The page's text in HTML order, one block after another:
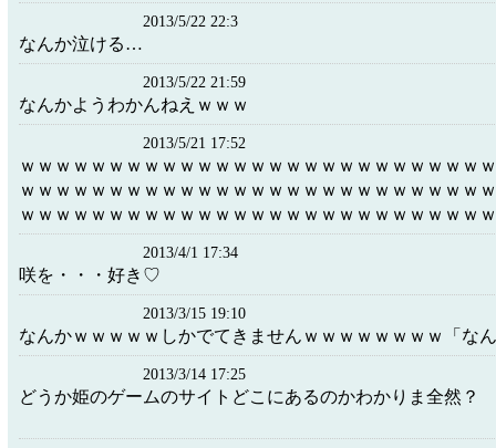
2013/5/22 22:3
なんか泣ける…
2013/5/22 21:59
なんかようわかんねえｗｗｗ
2013/5/21 17:52
ｗｗｗｗｗｗｗｗｗｗｗｗｗｗｗｗｗｗｗｗｗｗｗｗｗｗ
ｗｗｗｗｗｗｗｗｗｗｗｗｗｗｗｗｗｗｗｗｗｗｗｗｗｗ
ｗｗｗｗｗｗｗｗｗｗｗｗｗｗｗｗｗｗｗｗｗｗｗｗｗｗ
2013/4/1 17:34
咲を・・・好き♡
2013/3/15 19:10
なんかｗｗｗｗｗしかでてきませんｗｗｗｗｗｗｗｗ「な
2013/3/14 17:25
どうか姫のゲームのサイトどこにあるのかわ